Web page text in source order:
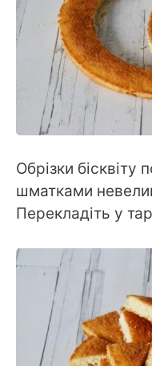
Обрізки бісквіту
шматками
Перекладіть у